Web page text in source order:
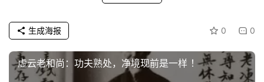
0 0
生成海报
虚云老和尚：功夫熟处，净境现前是一样 ！